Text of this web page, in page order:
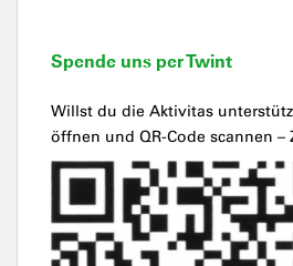
Spende uns per Twint
Willst du die Aktivitas
öffnen und QR-Code scannen –